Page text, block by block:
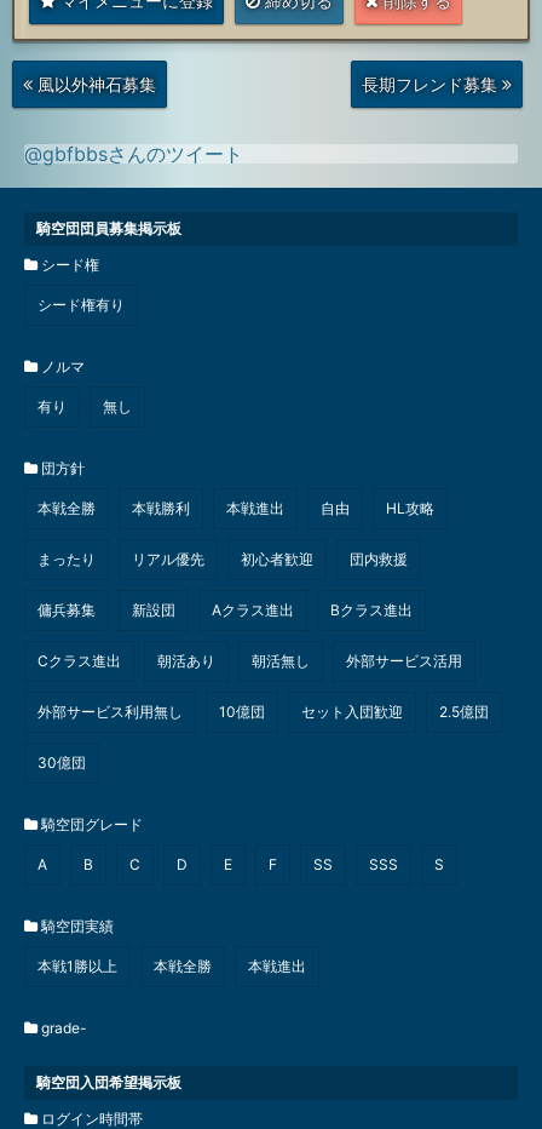
次
の
投
風以外神石募集
前
の
投
長期フレンド募集
@gbfbbsさんのツイート
騎空団団員募集掲示板
シード権
シード権有り
ノルマ
有り 無し
団方針
本戦全勝 本戦勝利 本戦進出 自由 HL攻略
まったり リアル優先 初心者歓迎 団内救援
傭兵募集 新設団 Aクラス進出 Bクラス進出
Cクラス進出 朝活あり 朝活無し 外部サービス活用
外部サービス利用無し 10億団 セット入団歓迎 2.5億団
30億団
騎空団グレード
A B C D E F SS SSS S
騎空団実績
本戦1勝以上 本戦全勝 本戦進出
grade-
騎空団入団希望掲示板
ログイン時間帯